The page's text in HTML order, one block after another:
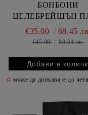
БОНБОНИ
ЦЕЛЕБРЕЙШЪН
1500 ГР
€35.00 68.45
€45.00 88.01 лв.
✫ може да допълвате до четвъртък